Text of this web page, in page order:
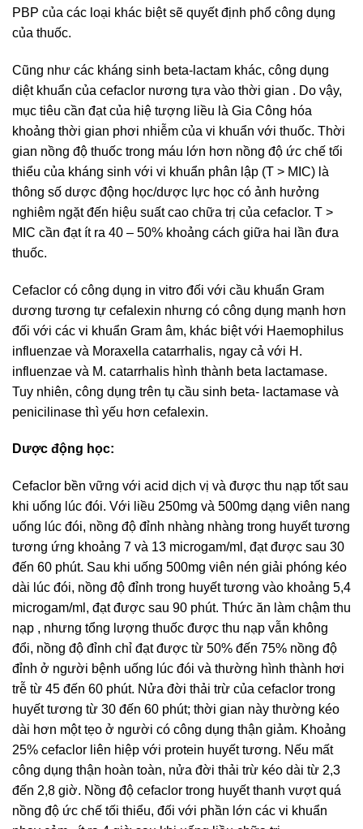
PBP của các loại khác biệt sẽ quyết định phổ công dụng
của thuốc.
Cũng như các kháng sinh beta-lactam khác, công dụng
diệt khuẩn của cefaclor nương tựa vào thời gian . Do vậy,
mục tiêu cần đạt của hiệ tượng liều là Gia Công hóa
khoảng thời gian phơi nhiễm của vi khuẩn với thuốc. Thời
gian nồng độ thuốc trong máu lớn hơn nồng độ ức chế tối
thiểu của kháng sinh với vi khuẩn phân lập (T > MIC) là
thông số dược động học/dược lực học có ảnh hưởng
nghiêm ngặt đến hiệu suất cao chữa trị của cefaclor. T >
MIC cần đạt ít ra 40 – 50% khoảng cách giữa hai lần đưa
thuốc.
Cefaclor có công dụng in vitro đối với cầu khuẩn Gram
dương tương tự cefalexin nhưng có công dụng mạnh hơn
đối với các vi khuẩn Gram âm, khác biệt với Haemophilus
influenzae và Moraxella catarrhalis, ngay cả với H.
influenzae và M. catarrhalis hình thành beta lactamase.
Tuy nhiên, công dụng trên tụ cầu sinh beta- lactamase và
penicilinase thì yếu hơn cefalexin.
Dược động học:
Cefaclor bền vững với acid dịch vị và được thu nạp tốt sau
khi uống lúc đói. Với liều 250mg và 500mg dạng viên nang
uống lúc đói, nồng độ đỉnh nhàng nhàng trong huyết tương
tương ứng khoảng 7 và 13 microgam/ml, đạt được sau 30
đến 60 phút. Sau khi uống 500mg viên nén giải phóng kéo
dài lúc đói, nồng độ đỉnh trong huyết tương vào khoảng 5,4
microgam/ml, đạt được sau 90 phút. Thức ăn làm chậm thu
nạp , nhưng tổng lượng thuốc được thu nạp vẫn không
đổi, nồng độ đỉnh chỉ đạt được từ 50% đến 75% nồng độ
đỉnh ở người bệnh uống lúc đói và thường hình thành hơi
trễ từ 45 đến 60 phút. Nửa đời thải trừ của cefaclor trong
huyết tương từ 30 đến 60 phút; thời gian này thường kéo
dài hơn một tẹo ở người có công dụng thận giảm. Khoảng
25% cefaclor liên hiệp với protein huyết tương. Nếu mất
công dụng thận hoàn toàn, nửa đời thải trừ kéo dài từ 2,3
đến 2,8 giờ. Nồng độ cefaclor trong huyết thanh vượt quá
nồng độ ức chế tối thiểu, đối với phần lớn các vi khuẩn